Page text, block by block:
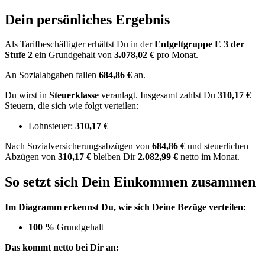
Dein persönliches Ergebnis
Als Tarifbeschäftigter erhältst Du in derEntgeltgruppe E 3 der
Stufe 2 ein Grundgehalt von 3.078,02 € pro Monat.
An Sozialabgaben fallen 684,86 € an.
Du wirst in Steuerklasse veranlagt. Insgesamt zahlst Du 310,17 €
Steuern, die sich wie folgt verteilen:
Lohnsteuer: 310,17 €
Nach Sozialversicherungsabzügen von 684,86 € und steuerlichen
Abzügen von 310,17 € bleiben Dir2.082,99 € netto im Monat.
So setzt sich Dein Einkommen zusammen
Im Diagramm erkennst Du, wie sich Deine Bezüge verteilen:
100 % Grundgehalt
Das kommt netto bei Dir an: